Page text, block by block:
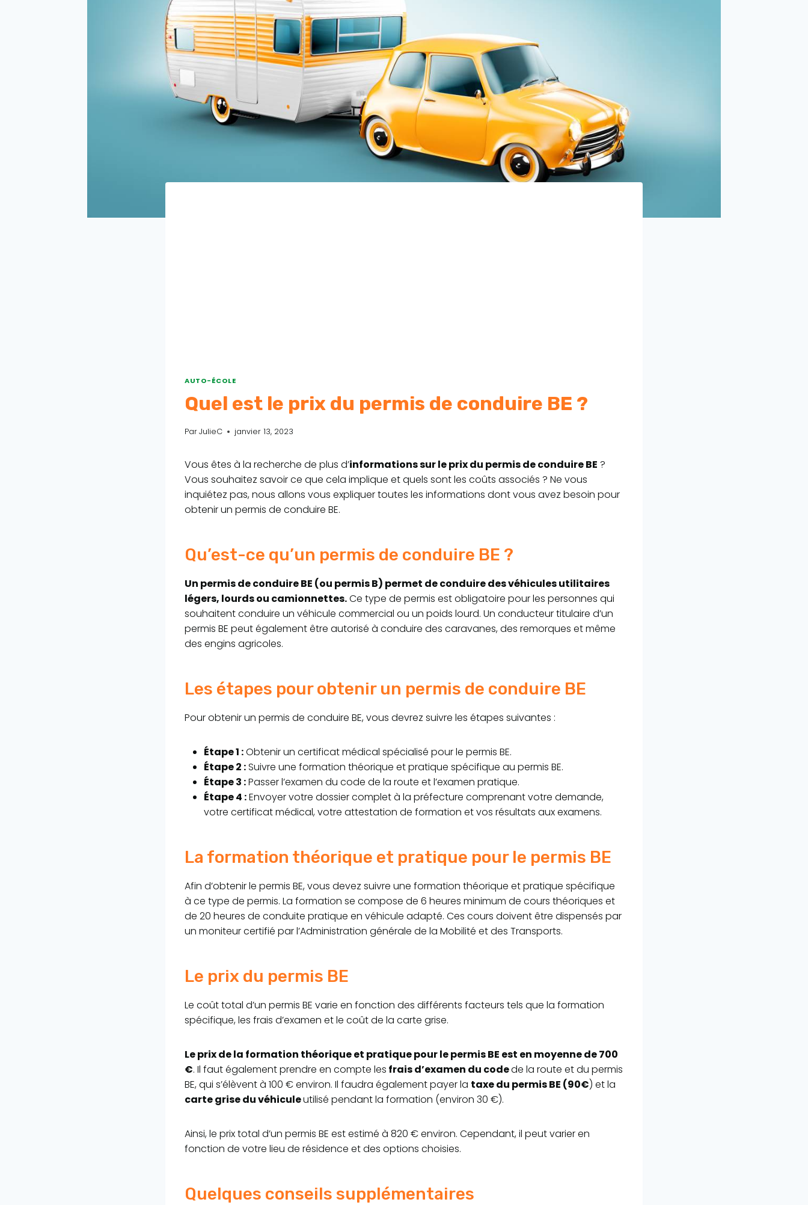
AUTO-ÉCOLE
Quel est le prix du permis de conduire BE ?
ParJulieC janvier 13, 2023
Vous êtes à la recherche de plus d’informations sur le prix du permis de conduire BE ?
Vous souhaitez savoir ce que cela implique et quels sont les coûts associés ? Ne vous
inquiétez pas, nous allons vous expliquer toutes les informations dont vous avez besoin pour
obtenir un permis de conduire BE.
Qu’est-ce qu’un permis de conduire BE ?
Un permis de conduire BE (ou permis B) permet de conduire des véhicules utilitaires
légers, lourds ou camionnettes.Ce type de permis est obligatoire pour les personnes qui
souhaitent conduire un véhicule commercial ou un poids lourd. Un conducteur titulaire d’un
permis BE peut également être autorisé à conduire des caravanes, des remorques et même
des engins agricoles.
Les étapes pour obtenir un permis de conduire BE
Pour obtenir un permis de conduire BE, vous devrez suivre les étapes suivantes :
Étape 1 :Obtenir un certificat médical spécialisé pour le permis BE.
Étape 2 :Suivre une formation théorique et pratique spécifique au permis BE.
Étape 3 :Passer l’examen du code de la route et l’examen pratique.
Étape 4 :Envoyer votre dossier complet à la préfecture comprenant votre demande,
votre certificat médical, votre attestation de formation et vos résultats aux examens.
La formation théorique et pratique pour le permis BE
Afin d’obtenir le permis BE, vous devez suivre une formation théorique et pratique spécifique
à ce type de permis. La formation se compose de 6 heures minimum de cours théoriques et
de 20 heures de conduite pratique en véhicule adapté. Ces cours doivent être dispensés par
un moniteur certifié par l’Administration générale de la Mobilité et des Transports.
Le prix du permis BE
Le coût total d’un permis BE varie en fonction des différents facteurs tels que la formation
spécifique, les frais d’examen et le coût de la carte grise.
Le prix de la formation théorique et pratique pour le permis BE est en moyenne de 700
€. Il faut également prendre en compte les frais d’examen du codede la route et du permis
BE, qui s’élèvent à 100 € environ. Il faudra également payer la taxe du permis BE (90€) et la
carte grise du véhiculeutilisé pendant la formation (environ 30 €).
Ainsi, le prix total d’un permis BE est estimé à 820 € environ. Cependant, il peut varier en
fonction de votre lieu de résidence et des options choisies.
Quelques conseils supplémentaires